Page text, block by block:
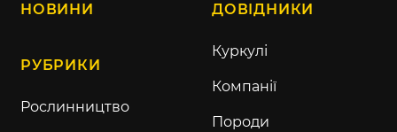
НОВИНИ
РУБРИКИ
Рослинництво
ДОВІДНИКИ
Куркулі
Компанії
Породи